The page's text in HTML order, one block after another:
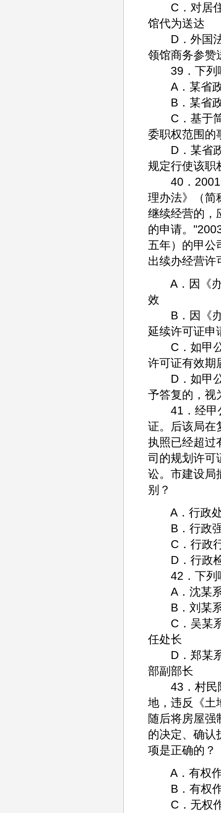
C．对居住
馆代为送达
D．外国法
领馆商务参赞
39．下列哪
A．某省政
B．某省政
C．基于简
委职权范围的
D．某省政
规定行使该职
40．2001
理办法》（简
继续经营的，
的申请。
五年）的甲公
出续办经营许
A．因《办
效
B．因《办
延续许可证申
C．如甲公
许可证有效期
D．如甲公
予答复的，视
41．经甲公
证。后该局在
执照已经超过
司的规划许可
讼。市建设局
别？
A．行政
B．行政强
C．行政行
D．行政
42．下列哪
A．沈某系
B．刘某系
C．吴某系
任处长
D．郑某系
部副部长
43．村民陈
地，违反《土
随后将房屋强
的决定、确认
项是正确的？
A．有权作
B．有权作
C．无权作